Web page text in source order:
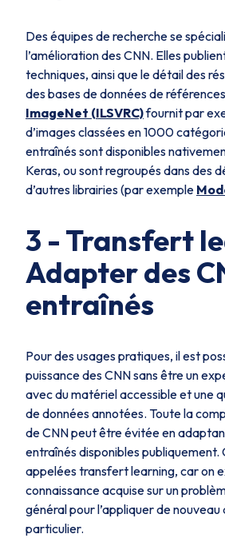
Des équipes de recherche se
l’amélioration des CNN. Elles
techniques, ainsi que le détail des
des bases de données de
ImageNet (ILSVRC)fournit par
d’images classées en 1000
entraînés sont disponibles
Keras, ou sont regroupés dans des
d’autres librairies (par exemple
3 - Transfert
Adapter des
entraînés
Pour des usages pratiques, il est
puissance des CNN sans être un
avec du matériel accessible et une
de données annotées. Toute la
de CNN peut être évitée en
entraînés disponibles publiquement.
appeléestransfert learning, car on
connaissance acquise sur un
général pour l’appliquer de nouveau
particulier.